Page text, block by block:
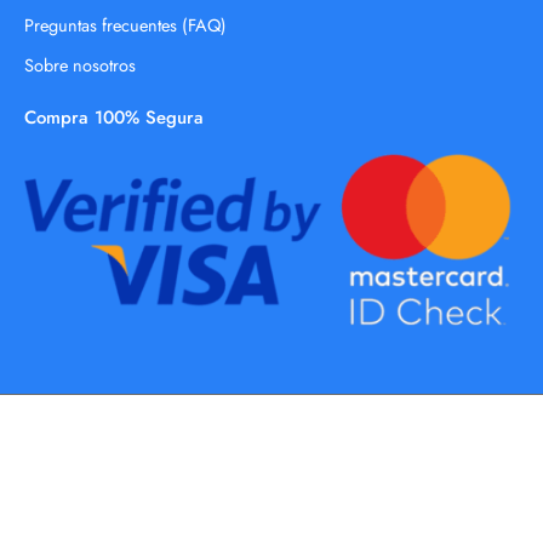
Preguntas frecuentes (FAQ)
Sobre nosotros
Compra 100% Segura